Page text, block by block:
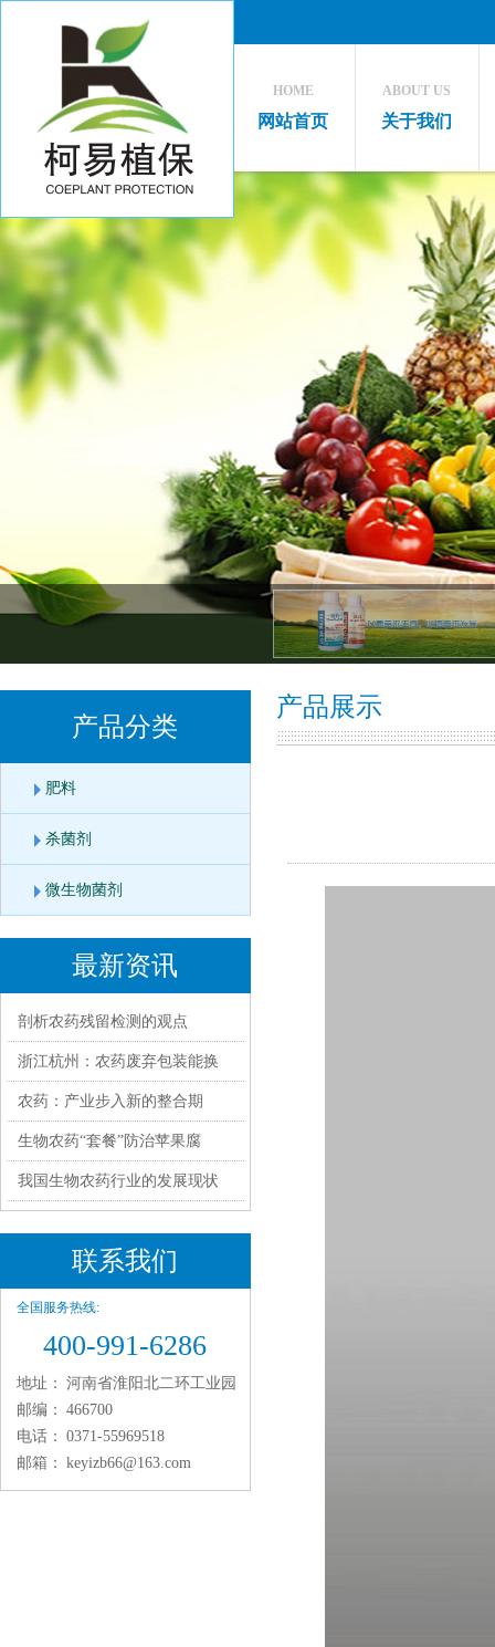
HOME
网站首页
ABOUT US
关于我们
产品分类
肥料
杀菌剂
微生物菌剂
最新资讯
剖析农药残留检测的观点
浙江杭州：农药废弃包装能换
农药：产业步入新的整合期
生物农药“套餐”防治苹果腐
我国生物农药行业的发展现状
联系我们
全国服务热线:
400-991-6286
地址： 河南省淮阳北二环工业园
邮编： 466700
电话： 0371-55969518
邮箱： keyizb66@163.com
产品展示